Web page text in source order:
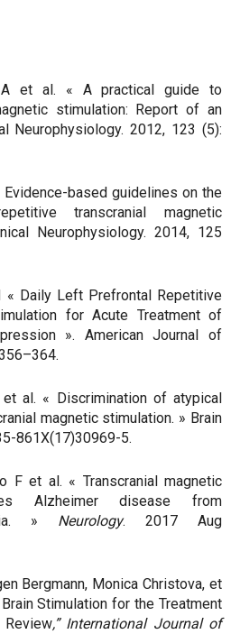
A et al. « A practical guide to
stimulation: Report of an
Neurophysiology. 2012, 123 (5):
Evidence-based guidelines on the
transcranial magnetic
Neurophysiology. 2014, 125
« Daily Left Prefrontal Repetitive
for Acute Treatment of
». American Journal of
et al. « Discrimination of atypical
magnetic stimulation. » Brain
861X(17)30969-5.
F et al. « Transcranial magnetic
Alzheimer disease from
» Neurology. 2017 Aug
Bergmann, Monica Christova, et
Stimulation for the Treatment
,” International Journal of